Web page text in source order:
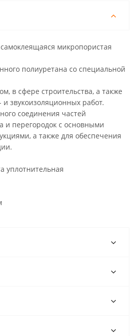
микропористая
полиуретана со специальной
в сфере строительства, а также
звукоизоляционных работ.
соединения частей
и перегородок с основными
а также для обеспечения